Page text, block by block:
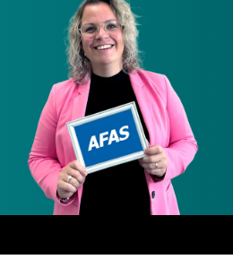
contact
vestigingen
e-mail/telefoon
social media